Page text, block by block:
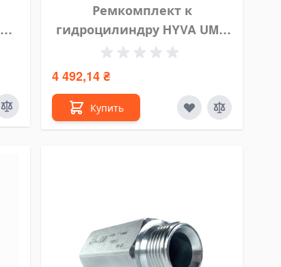
Ремкомплект к
гидроцилиндру HYVA UMB
D.65 01745102 (01745102)
4 492,14 ₴
Купить